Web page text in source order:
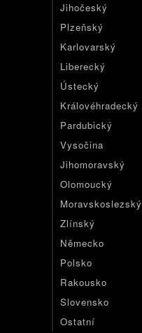
Jihočeský
Plzeňský
Karlovarský
Liberecký
Ústecký
Královéhradecký
Pardubický
Vysočina
Jihomoravský
Olomoucký
Moravskoslezský
Zlínský
Německo
Polsko
Rakousko
Slovensko
Ostatní